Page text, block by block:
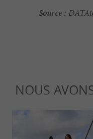
Source :
NOUS